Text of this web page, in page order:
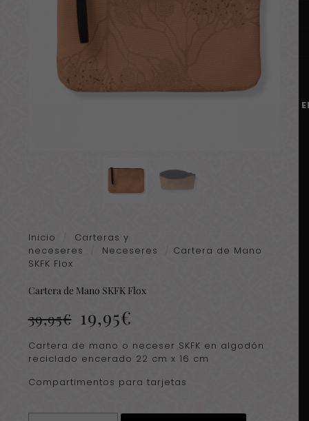
Inicio
Carteras y
neceseres
Neceseres
Cartera de Mano
SKFK Flox
Cartera de Mano SKFK Flox
39,95€ El
precio
original
era:
39,95€.
19,95€
actual
es:
19,95€.
Cartera de mano o neceser SKFK en algodón
reciclado encerado 22 cm x 16 cm
Compartimentos para tarjetas